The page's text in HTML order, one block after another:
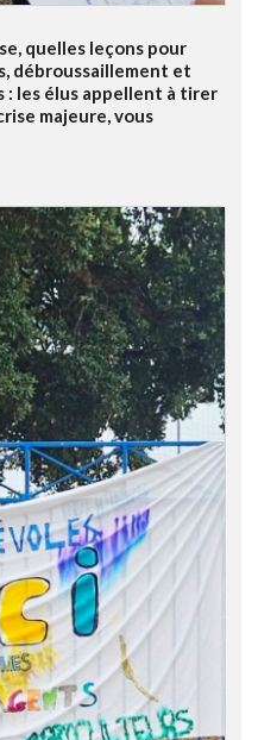
quelles leçons pour
débroussaillement et
: les élus appellent à tirer
majeure, vous